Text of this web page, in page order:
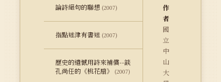
論詩絕句的聯想 (2007)
指點迷津有書迷 (2007)
歷史的遺憾用詩來補償--談
孔尚任的《桃花扇》
(2007)
作
者
國
立
中
山
大